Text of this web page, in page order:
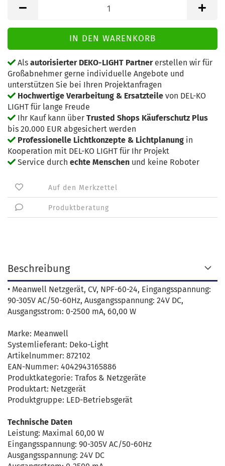
Als autorisierter DEKO-LIGHT Partnererstellen wir für
Großabnehmer gerne individuelle Angebote und
unterstützen Sie bei Ihren Projektanfragen
Hochwertige Verarbeitung & Ersatzteile von DEL-KO
LIGHT für lange Freude
Ihr Kauf kann über Trusted Shops Käuferschutz Plus
bis 20.000 EUR abgesichert werden
Professionelle Lichtkonzepte & Lichtplanung in
Kooperation mit DEL-KO LIGHT für Ihr Projekt
Service durch echte Menschen und keine Roboter
Auf den Merkzettel
Produktberatung
Beschreibung
• Meanwell Netzgerät, CV, NPF-60-24, Eingangsspannung:
90-305V AC/50-60Hz, Ausgangsspannung: 24V DC,
Ausgangsstrom: 0-2500 mA, 60,00 W
Marke: Meanwell
Systemlieferant: Deko-Light
Artikelnummer: 872102
EAN-Nummer: 4042943165886
Produktkategorie: Trafos & Netzgeräte
Produktart: Netzgerät
Produktgruppe: LED-Betriebsgerät
Technische Daten
Leistung: Maximal 60,00 W
Eingangsspannung: 90-305V AC/50-60Hz
Ausgangsspannung: 24V DC